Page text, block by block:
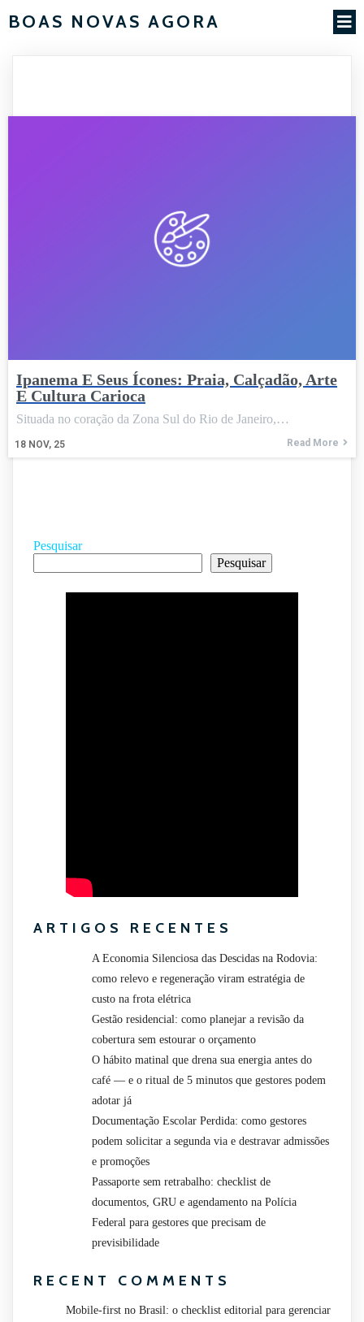
BOAS NOVAS AGORA
Ipanema E Seus Ícones: Praia, Calçadão, Arte
E Cultura Carioca
18 NOV, 25
Situada no coração da Zona Sul do Rio de Janeiro,…
Read More
Pesquisar
Pesquisar
ARTIGOS RECENTES
A Economia Silenciosa das Descidas na Rodovia:
como relevo e regeneração viram estratégia de
custo na frota elétrica
Gestão residencial: como planejar a revisão da
cobertura sem estourar o orçamento
O hábito matinal que drena sua energia antes do
café — e o ritual de 5 minutos que gestores podem
adotar já
Documentação Escolar Perdida: como gestores
podem solicitar a segunda via e destravar admissões
e promoções
Passaporte sem retrabalho: checklist de
documentos, GRU e agendamento na Polícia
Federal para gestores que precisam de
previsibilidade
RECENT COMMENTS
Mobile-first no Brasil: o checklist editorial para gerenciar